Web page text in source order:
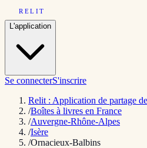
RELIT
L'application
Se connecterS'inscrire
Relit : Application de partage
/Boîtes à livres en France
/Auvergne-Rhône-Alpes
/Isère
/Ornacieux-Balbins